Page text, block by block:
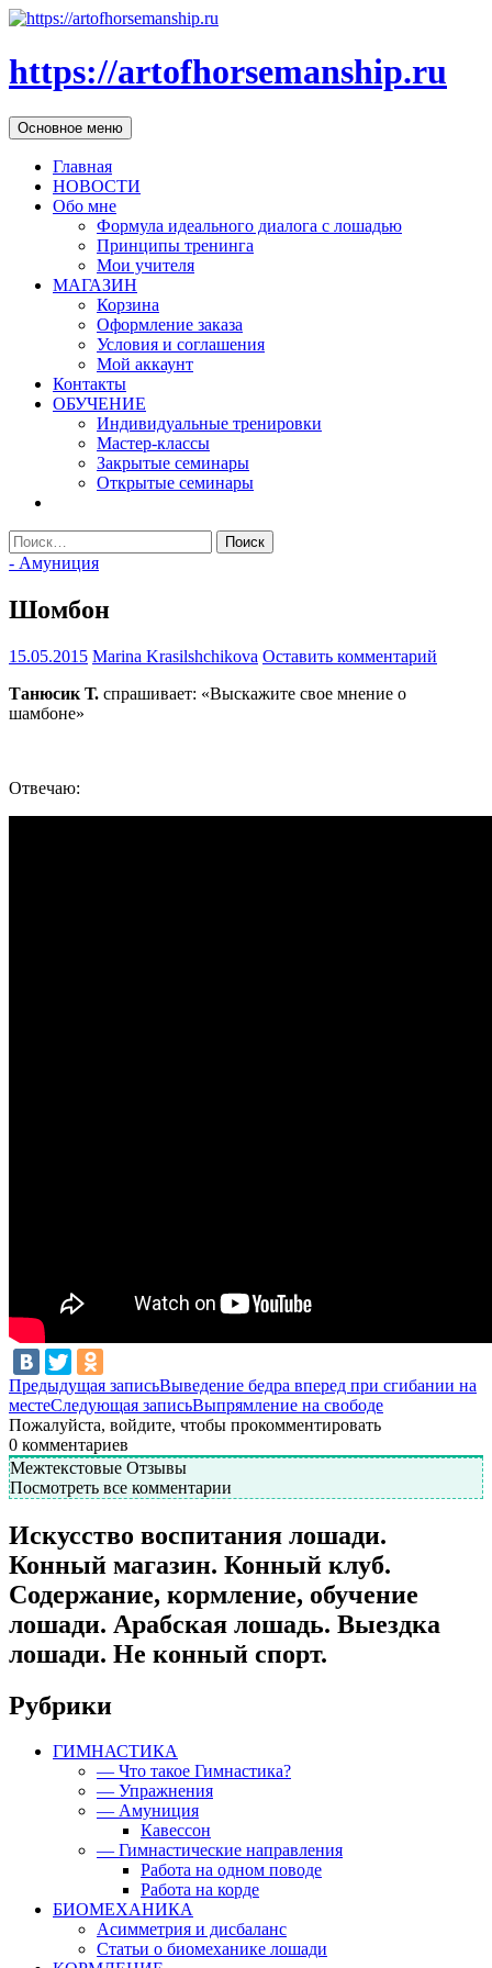
https://artofhorsemanship.ru
Поиск
Основное меню Перейти
к
Главная
НОВОСТИ
Обо мне
Формула идеального диалога с лошадью
Принципы тренинга
Мои учителя
МАГАЗИН
Корзина
Оформление заказа
Условия и соглашения
Мой аккаунт
Контакты
ОБУЧЕНИЕ
Индивидуальные тренировки
Мастер-классы
Закрытые семинары
Открытые семинары
Найти:
- Амуниция
Шомбон
15.05.2015 Marina Krasilshchikova Оставить комментарий
Танюсик Т. спрашивает: «Выскажите свое мнение о
шамбоне»
Отвечаю:
Навигация
по
записям
Предыдущая записьВыведение бедра вперед при сгибании на
местеСледующая записьВыпрямление на свободе
Пожалуйста, войдите, чтобы прокомментировать
0 комментариев
Межтекстовые Отзывы
Посмотреть все комментарии
Искусство воспитания лошади.
Конный магазин. Конный клуб.
Содержание, кормление, обучение
лошади. Арабская лошадь. Выездка
лошади. Не конный спорт.
Рубрики
ГИМНАСТИКА
— Что такое Гимнастика?
— Упражнения
— Амуниция
Кавессон
— Гимнастические направления
Работа на одном поводе
Работа на корде
БИОМЕХАНИКА
Асимметрия и дисбаланс
Статьи о биомеханике лошади